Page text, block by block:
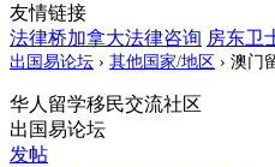
友情链接
法律桥加拿大法律咨询 房东卫
出国易论坛 › 其他国家/地区 › 澳门
华人留学移民交流社区
出国易论坛
发帖